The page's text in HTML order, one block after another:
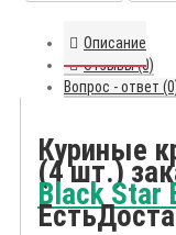
Описание
Отзывы (0)
Вопрос - ответ
Куриные
(4 шт.)
Black Star